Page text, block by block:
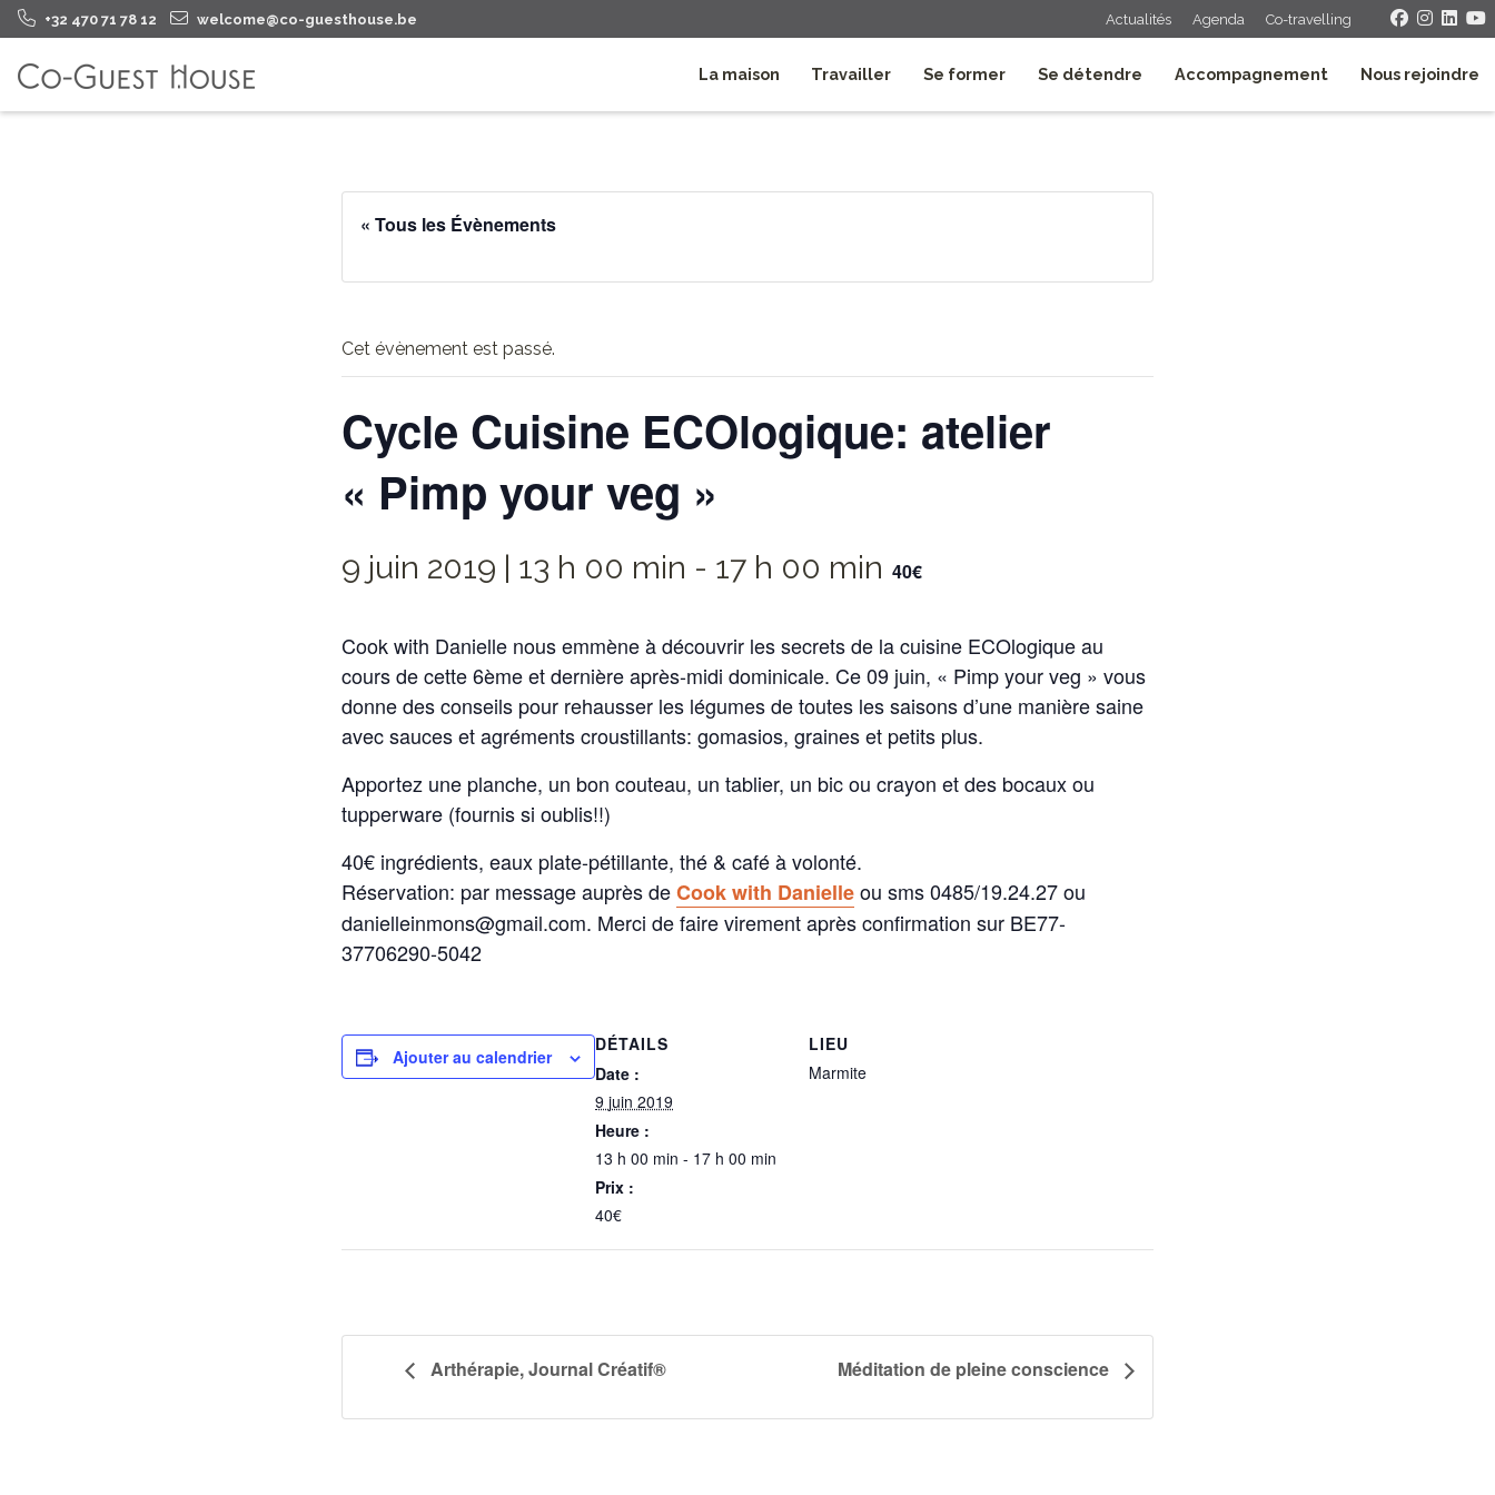
+32 470 71 78 12 welcome@co-guesthouse.be Actualités Agenda Co-travelling
La maison Travailler Se former Se détendre Accompagnement Nous rejoindre
« Tous les Évènements
Cet évènement est passé.
Cycle Cuisine ECOlogique: atelier
« Pimp your veg »
9 juin 2019 | 13 h 00 min - 17 h 00 min 40€
Cook with Danielle nous emmène à découvrir les secrets de la cuisine ECOlogique au
cours de cette 6ème et dernière après-midi dominicale. Ce 09 juin, « Pimp your veg » vous
donne des conseils pour rehausser les légumes de toutes les saisons d’une manière saine
avec sauces et agréments croustillants: gomasios, graines et petits plus.
Apportez une planche, un bon couteau, un tablier, un bic ou crayon et des bocaux ou
tupperware (fournis si oublis!!)
40€ ingrédients, eaux plate-pétillante, thé & café à volonté.
Réservation: par message auprès deCook with Danielleou sms 0485/19.24.27 ou
danielleinmons@gmail.com. Merci de faire virement après confirmation sur BE77-
37706290-5042
Ajouter au calendrier
DÉTAILS
Date :
9 juin 2019
Heure :
13 h 00 min - 17 h 00 min
Prix :
40€
LIEU
Marmite
Arthérapie, Journal Créatif® Méditation de pleine conscience